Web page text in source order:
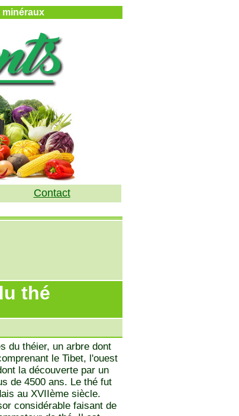
minéraux
Contact
thé
du théier, un arbre dont
le Tibet, l'ouest
la découverte par un
de 4500 ans. Le thé fut
au XVIIème siècle.
considérable faisant de